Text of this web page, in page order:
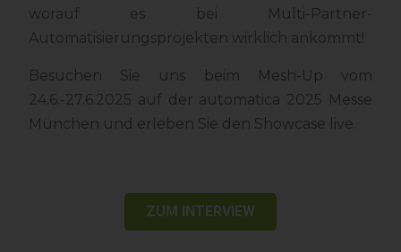
worauf es bei Multi-Partner-
Automatisierungsprojekten wirklich ankommt!
Besuchen Sie uns beim Mesh-Up vom
24.6.-27.6.2025 auf der automatica 2025 Messe
München und erleben Sie den Showcase live.
ZUM INTERVIEW